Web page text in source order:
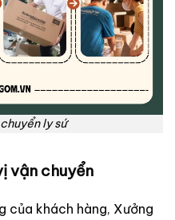
ly sứ
vận chuyển
của khách hàng, Xưởng